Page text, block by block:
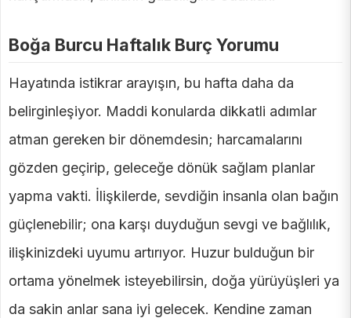
Boğa Burcu Haftalık Burç Yorumu
Hayatında istikrar arayışın, bu hafta daha da
belirginleşiyor. Maddi konularda dikkatli adımlar
atman gereken bir dönemdesin; harcamalarını
gözden geçirip, geleceğe dönük sağlam planlar
yapma vakti. İlişkilerde, sevdiğin insanla olan bağın
güçlenebilir; ona karşı duyduğun sevgi ve bağlılık,
ilişkinizdeki uyumu artırıyor. Huzur bulduğun bir
ortama yönelmek isteyebilirsin, doğa yürüyüşleri ya
da sakin anlar sana iyi gelecek. Kendine zaman